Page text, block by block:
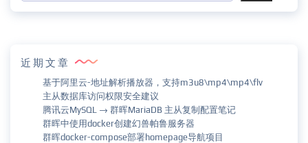
近期文章
基于阿里云-地址解析播放器，支持m3u8\mp4\mp4\flv
主从数据库访问权限安全建议
腾讯云MySQL → 群晖MariaDB 主从复制配置笔记
群晖中使用docker创建幻兽帕鲁服务器
群晖docker-compose部署homepage导航项目